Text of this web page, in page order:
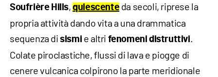
Soufrière Hills,quiescente da secoli, riprese la
propria attività dando vita a una drammatica
sequenza disismi e altri fenomeni distruttivi.
Colate piroclastiche, flussi di lava e piogge di
cenere vulcanica colpirono la parte meridionale